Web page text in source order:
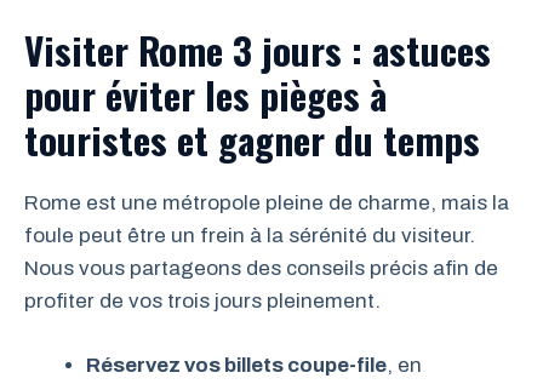
Visiter Rome 3 jours : astuces
pour éviter les pièges à
touristes et gagner du temps
Rome est une métropole pleine de charme, mais la
foule peut être un frein à la sérénité du visiteur.
Nous vous partageons des conseils précis afin de
profiter de vos trois jours pleinement.
Réservez vos billets coupe-file, en